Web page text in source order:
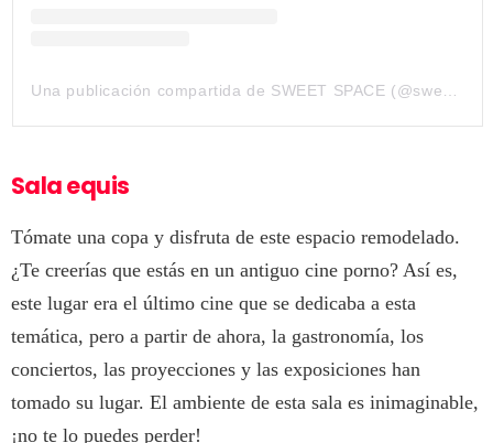
Sala equis
Tómate una copa y disfruta de este espacio remodelado.
¿Te creerías que estás en un antiguo cine porno? Así es,
este lugar era el último cine que se dedicaba a esta
temática, pero a partir de ahora, la gastronomía, los
conciertos, las proyecciones y las exposiciones han
tomado su lugar. El ambiente de esta sala es inimaginable,
¡no te lo puedes perder!